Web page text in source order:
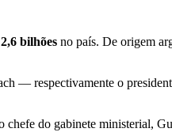
bilhões no país. De origem
— respectivamente o
chefe do gabinete ministerial,